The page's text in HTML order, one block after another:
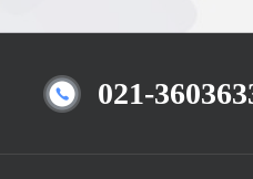
021-